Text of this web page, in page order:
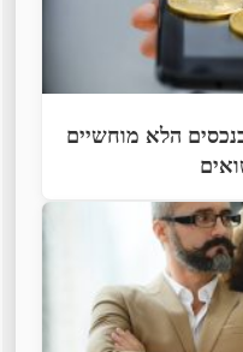
הלא מוחשיים